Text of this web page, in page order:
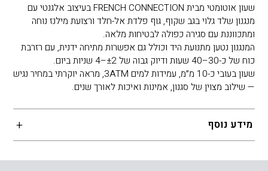
שעון אוטומטי מבית FRENCH CONNECTION בעיצוב אלגנטי עם
מנגנון שלד גלוי בגב שקוף, גוף פלדת אל-חלד ורצועת מילנז נוחה
ומתכווננת עם סגירה כפולה לבטיחות מלאה.
המנגנון נטען מתנועת היד וכולל גם אפשרות מתיחה ידנית, עם רזרבת
כוח של כ-30–40 שעות ודיוק גבוה של ±2–4 שניות ביום.
שעון בעובי כ-10 מ״מ, עמידות למים 3ATM, מראה יוקרתי במחיר נגיש
— שילוב מצוין של סגנון, אמינות ואיכות לאורך שנים.
מידע נוסף